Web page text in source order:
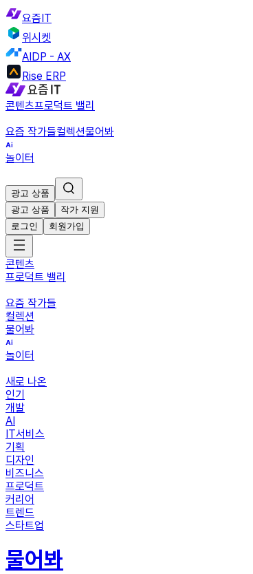
요즘IT
위시켓
AIDP - AX
Rise ERP
콘텐츠프로덕트 밸리
요즘 작가들컬렉션물어봐
놀이터
광고 상품
광고 상품
작가 지원
로그인
회원가입
콘텐츠
프로덕트 밸리
요즘 작가들
컬렉션
물어봐
놀이터
새로 나온
인기
개발
AI
IT서비스
기획
디자인
비즈니스
프로덕트
커리어
트렌드
스타트업
물어봐